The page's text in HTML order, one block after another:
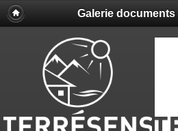
Galerie documents